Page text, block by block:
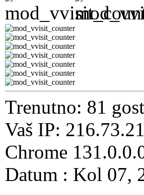
Trenutno: 81
Vaš IP:
Chrome
Datum : Kol 07,